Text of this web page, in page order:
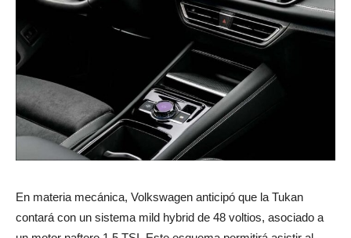
contará con un sistema mild hybrid de 48 voltios, asociado a
un motor naftero 1.5 TSI. Este esquema permitirá asistir al